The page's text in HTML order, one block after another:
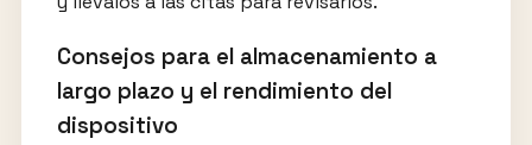
Consejos para el almacenamiento a
largo plazo y el rendimiento del
dispositivo